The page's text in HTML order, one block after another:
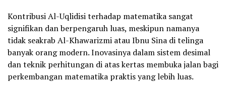
Kontribusi Al-Uqlidisi terhadap matematika sangat
signifikan dan berpengaruh luas, meskipun namanya
tidak seakrab Al-Khawarizmi atau Ibnu Sina di telinga
banyak orang modern. Inovasinya dalam sistem desimal
dan teknik perhitungan di atas kertas membuka jalan bagi
perkembangan matematika praktis yang lebih luas.